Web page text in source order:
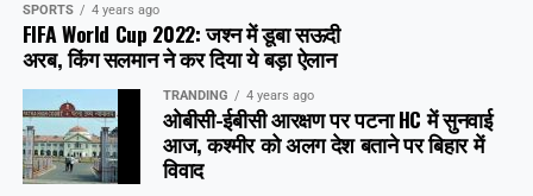
SPORTS 4 years ago
FIFA World Cup 2022: जश्न में डूबा सऊदी
अरब, क‍िंग सलमान ने कर दिया ये बड़ा ऐलान
TRANDING 4 years ago
ओबीसी-ईबीसी आरक्षण पर पटना HC में सुनवाई
आज, कश्मीर को अलग देश बताने पर बिहार में
विवाद